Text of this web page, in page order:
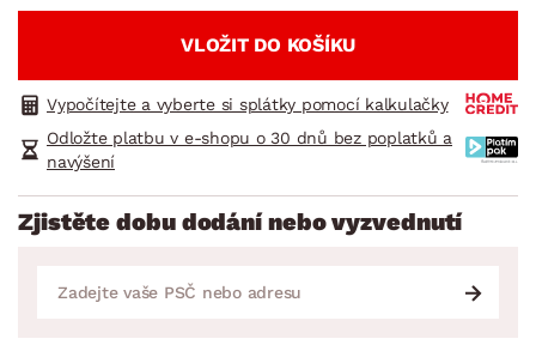
VLOŽIT DO KOŠÍKU
Vypočítejte a vyberte si splátky pomocí kalkulačky
Odložte platbu v e-shopu o 30 dnů bez poplatků a
navýšení
Zjistěte dobu dodání nebo vyzvednutí